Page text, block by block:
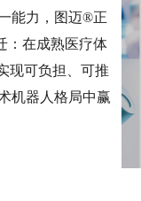
能力，图迈®正
：在成熟医疗体
现可负担、可推
机器人格局中赢